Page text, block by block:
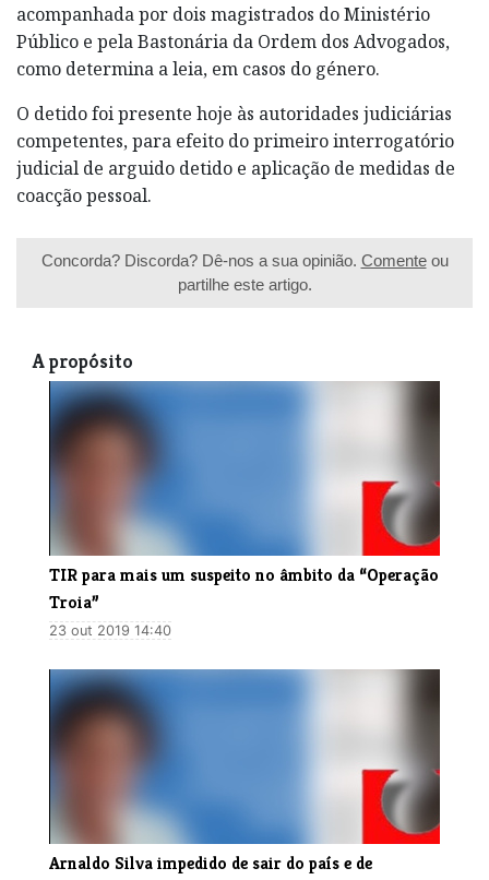
acompanhada por dois magistrados do Ministério
Público e pela Bastonária da Ordem dos Advogados,
como determina a leia, em casos do género.
O detido foi presente hoje às autoridades judiciárias
competentes, para efeito do primeiro interrogatório
judicial de arguido detido e aplicação de medidas de
coacção pessoal.
Concorda? Discorda? Dê-nos a sua opinião. Comenteou
partilhe este artigo.
A propósito
​TIR para mais um suspeito no âmbito da “Operação
Troia”
23 out 2019 14:40
Arnaldo Silva impedido de sair do país e de